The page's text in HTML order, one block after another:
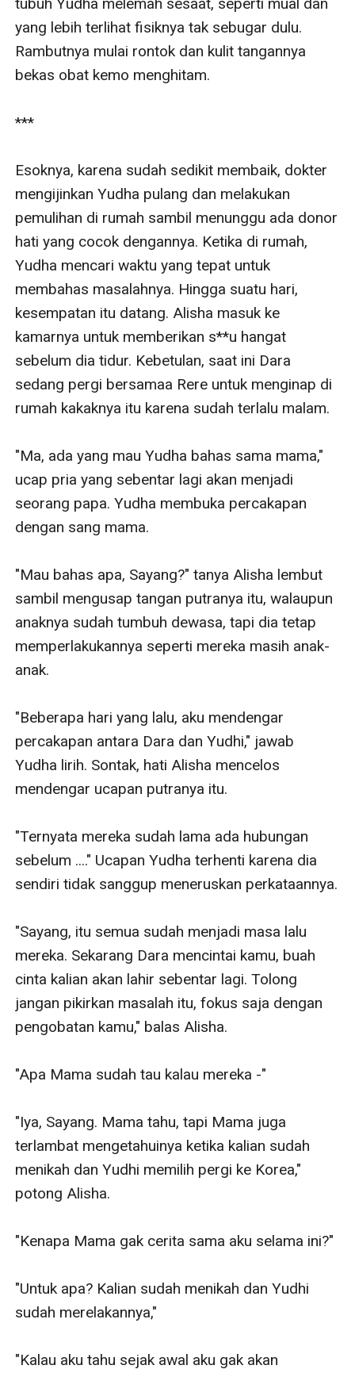
tubuh Yudha melemah sesaat, seperti mual dan
yang lebih terlihat fisiknya tak sebugar dulu.
Rambutnya mulai rontok dan kulit tangannya
bekas obat kemo menghitam.
***
Esoknya, karena sudah sedikit membaik, dokter
mengijinkan Yudha pulang dan melakukan
pemulihan di rumah sambil menunggu ada donor
hati yang cocok dengannya. Ketika di rumah,
Yudha mencari waktu yang tepat untuk
membahas masalahnya. Hingga suatu hari,
kesempatan itu datang. Alisha masuk ke
kamarnya untuk memberikan s**u hangat
sebelum dia tidur. Kebetulan, saat ini Dara
sedang pergi bersamaa Rere untuk menginap di
rumah kakaknya itu karena sudah terlalu malam.
"Ma, ada yang mau Yudha bahas sama mama,"
ucap pria yang sebentar lagi akan menjadi
seorang papa. Yudha membuka percakapan
dengan sang mama.
"Mau bahas apa, Sayang?" tanya Alisha lembut
sambil mengusap tangan putranya itu, walaupun
anaknya sudah tumbuh dewasa, tapi dia tetap
memperlakukannya seperti mereka masih anak-
anak.
"Beberapa hari yang lalu, aku mendengar
percakapan antara Dara dan Yudhi," jawab
Yudha lirih. Sontak, hati Alisha mencelos
mendengar ucapan putranya itu.
"Ternyata mereka sudah lama ada hubungan
sebelum ...." Ucapan Yudha terhenti karena dia
sendiri tidak sanggup meneruskan perkataannya.
"Sayang, itu semua sudah menjadi masa lalu
mereka. Sekarang Dara mencintai kamu, buah
cinta kalian akan lahir sebentar lagi. Tolong
jangan pikirkan masalah itu, fokus saja dengan
pengobatan kamu," balas Alisha.
"Apa Mama sudah tau kalau mereka -"
"Iya, Sayang. Mama tahu, tapi Mama juga
terlambat mengetahuinya ketika kalian sudah
menikah dan Yudhi memilih pergi ke Korea,"
potong Alisha.
"Kenapa Mama gak cerita sama aku selama ini?"
"Untuk apa? Kalian sudah menikah dan Yudhi
sudah merelakannya,"
"Kalau aku tahu sejak awal aku gak akan